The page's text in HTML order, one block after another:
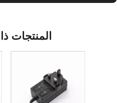
المنتجات